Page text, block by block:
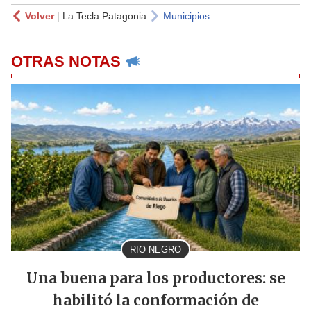
Volver| La Tecla Patagonia Municipios
OTRAS NOTAS
RIO NEGRO
Una buena para los productores: se
habilitó la conformación de